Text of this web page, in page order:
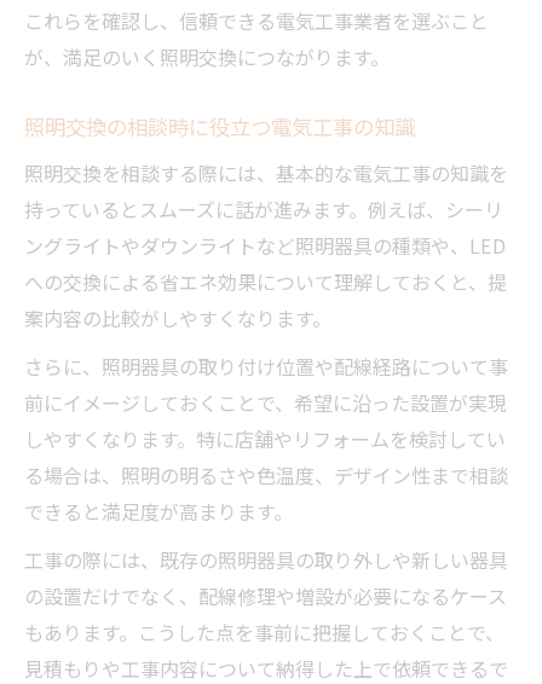
これらを確認し、信頼できる電気工事業者を選ぶこと
が、満足のいく照明交換につながります。
照明交換の相談時に役立つ電気工事の知識
照明交換を相談する際には、基本的な電気工事の知識を
持っているとスムーズに話が進みます。例えば、シーリ
ングライトやダウンライトなど照明器具の種類や、LED
への交換による省エネ効果について理解しておくと、提
案内容の比較がしやすくなります。
さらに、照明器具の取り付け位置や配線経路について事
前にイメージしておくことで、希望に沿った設置が実現
しやすくなります。特に店舗やリフォームを検討してい
る場合は、照明の明るさや色温度、デザイン性まで相談
できると満足度が高まります。
工事の際には、既存の照明器具の取り外しや新しい器具
の設置だけでなく、配線修理や増設が必要になるケース
もあります。こうした点を事前に把握しておくことで、
見積もりや工事内容について納得した上で依頼できるで